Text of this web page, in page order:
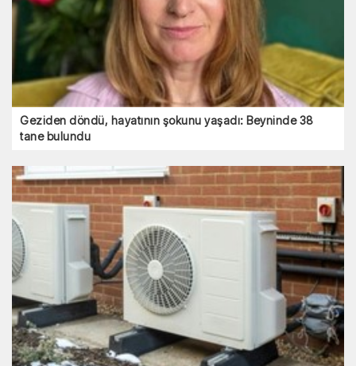
Geziden döndü, hayatının şokunu yaşadı: Beyninde 38
tane bulundu